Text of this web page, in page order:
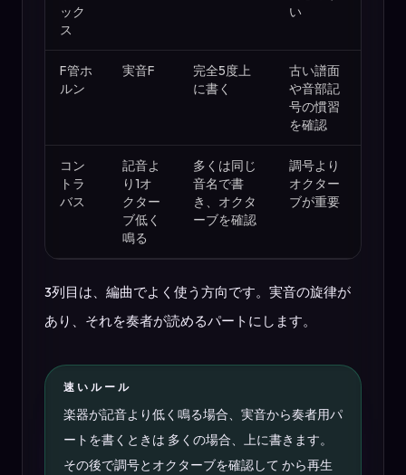
ック
ス
い
F管ホ
ルン
実音F
完全5度上
に書く
古い譜面
や音部記
号の慣習
を確認
コン
トラ
バス
記音よ
り1オ
クター
ブ低く
鳴る
多くは同じ
音名で書
き、オクタ
ーブを確認
調号より
オクター
ブが重要
3列目は、編曲でよく使う方向です。実音の旋律が
あり、それを奏者が読めるパートにします。
速いルール
楽器が記音より低く鳴る場合、実音から奏者用パ
ートを書くときは 多くの場合、上に書きます。
その後で調号とオクターブを確認して から再生